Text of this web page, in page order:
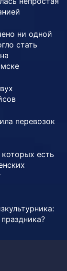
ни одной
стать
перевозок
есть